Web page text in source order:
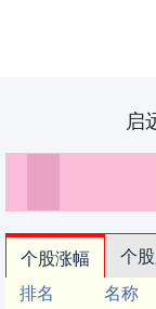
启
个股涨幅 个
排名
名称